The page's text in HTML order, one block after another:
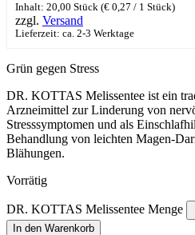
Inhalt: 20,00 Stück (€ 0,27 / 1 Stück)
zzgl. Versand
Lieferzeit: ca. 2-3 Werktage
Grün gegen Stress
DR. KOTTAS Melissentee ist ein
Arzneimittel zur Linderung von
Stresssymptomen und als
Behandlung von leichten Magen-
Blähungen.
Vorrätig
DR. KOTTAS Melissentee Menge
In den Warenkorb